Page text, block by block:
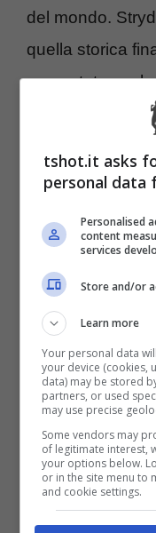
del mondo.
quella storica
raccontata
Eastwood. Un
bianchi e neri
Morto
leggenda
A confermare
statoMark
federazione
tshot.it asks
personal data
Personalised
content
services
Store and/or
Learn more
Your personal data
your device (cookies,
data) may be stored
partners, or used
may use precise
Some vendors may
of legitimate interest,
your options below.
or in the site menu to
and cookie settings.